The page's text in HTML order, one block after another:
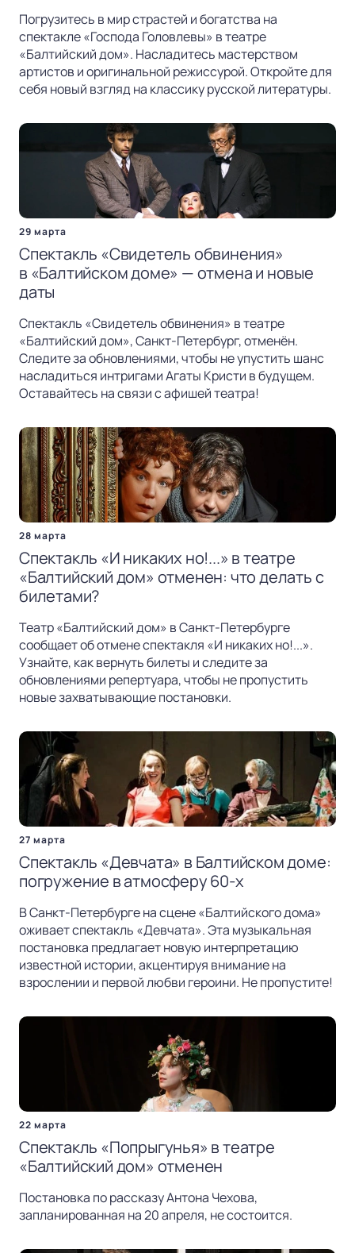
Погрузитесь в мир страстей и богатства на
спектакле «Господа Головлевы» в театре
«Балтийский дом». Насладитесь мастерством
артистов и оригинальной режиссурой. Откройте для
себя новый взгляд на классику русской литературы.
29 марта
Спектакль «Свидетель обвинения»
в «Балтийском доме» — отмена и новые
даты
Спектакль «Свидетель обвинения» в театре
«Балтийский дом», Санкт-Петербург, отменён.
Следите за обновлениями, чтобы не упустить шанс
насладиться интригами Агаты Кристи в будущем.
Оставайтесь на связи с афишей театра!
28 марта
Спектакль «И никаких но!...» в театре
«Балтийский дом» отменен: что делать с
билетами?
Театр «Балтийский дом» в Санкт-Петербурге
сообщает об отмене спектакля «И никаких но!...».
Узнайте, как вернуть билеты и следите за
обновлениями репертуара, чтобы не пропустить
новые захватывающие постановки.
27 марта
Спектакль «Девчата» в Балтийском доме:
погружение в атмосферу 60-х
В Санкт-Петербурге на сцене «Балтийского дома»
оживает спектакль «Девчата». Эта музыкальная
постановка предлагает новую интерпретацию
известной истории, акцентируя внимание на
взрослении и первой любви героини. Не пропустите!
22 марта
Спектакль «Попрыгунья» в театре
«Балтийский дом» отменен
Постановка по рассказу Антона Чехова,
запланированная на 20 апреля, не состоится.